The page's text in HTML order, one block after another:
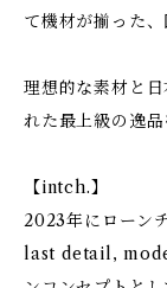
て機材が揃った
理想的な素材と
れた最上級の逸品
【intch.】
2023年にローン
last detail,